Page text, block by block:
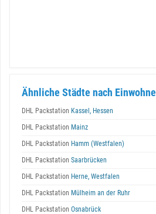
Ähnliche Städte nach
DHL Packstation Kassel, Hessen
DHL Packstation Mainz
DHL Packstation Hamm (Westfalen)
DHL Packstation Saarbrücken
DHL Packstation Herne, Westfalen
DHL Packstation Mülheim an der Ruhr
DHL Packstation Osnabrück